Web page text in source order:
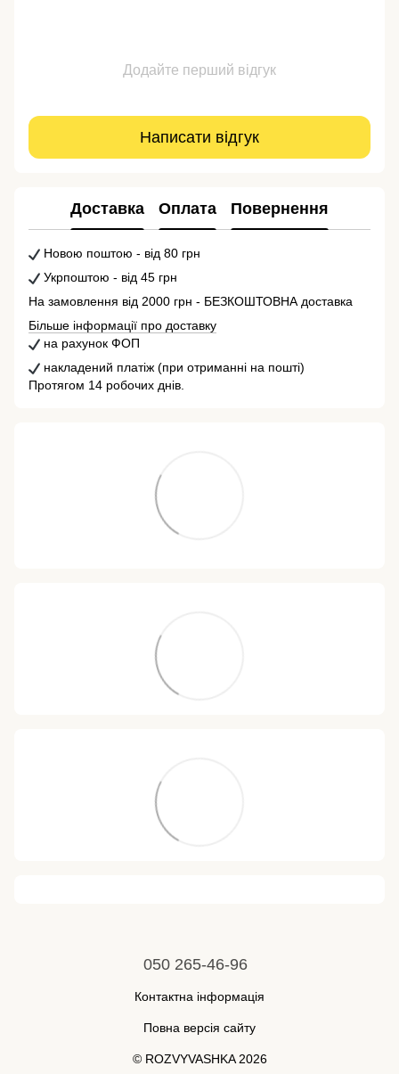
Додайте перший відгук
Написати відгук
Доставка Оплата Повернення
Новою поштою - від 80 грн
Укрпоштою - від 45 грн
На замовлення від 2000 грн - БЕЗКОШТОВНА доставка
Більше інформації про доставку
на рахунок ФОП
накладений платіж (при отриманні на пошті)
Протягом 14 робочих днів.
050 265-46-96
Контактна інформація
Повна версія сайту
© ROZVYVASHKA 2026